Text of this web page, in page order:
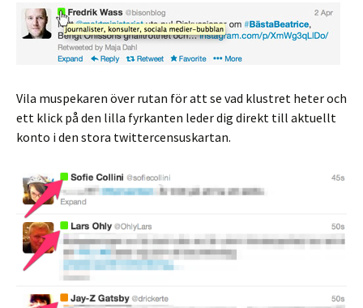
Vila muspekaren över rutan för att se vad klustret heter och
ett klick på den lilla fyrkanten leder dig direkt till aktuellt
konto i den stora twittercensuskartan.